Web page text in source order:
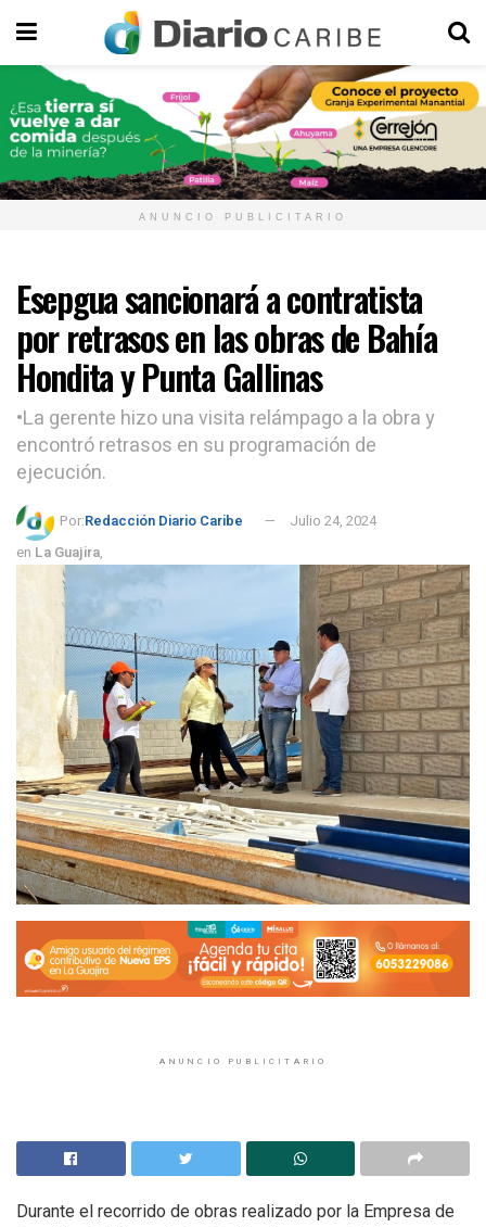
ANUNCIO PUBLICITARIO
Esepgua sancionará a contratista
por retrasos en las obras de Bahía
Hondita y Punta Gallinas
•La gerente hizo una visita relámpago a la obra y
encontró retrasos en su programación de
ejecución.
Por:Redacción Diario Caribe
Julio 24, 2024
en La Guajira,
ANUNCIO PUBLICITARIO
Durante el recorrido de obras realizado por la Empresa de